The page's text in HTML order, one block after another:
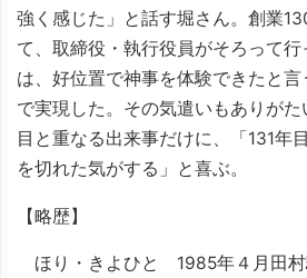
強く感じた」と話す堀さん。創業
て、取締役・執行役員がそろって
は、好位置で神事を体験できたと
で実現した。その気遣いもありが
目と重なる出来事だけに、「131年
を切れた気がする」と喜ぶ。
【略歴】
ほり・きよひと 1985年４月田村